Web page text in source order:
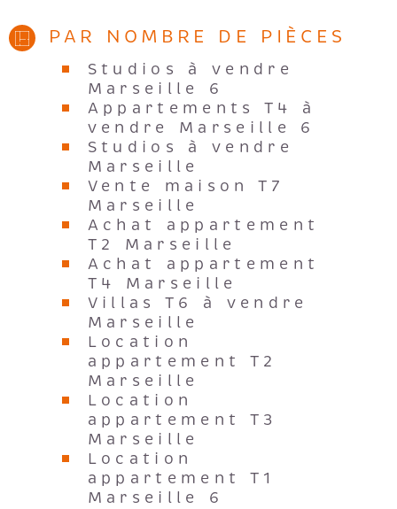
PAR NOMBRE DE PIÈCES
Studios à vendre
Marseille 6
Appartements T4 à
vendre Marseille 6
Studios à vendre
Marseille
Vente maison T7
Marseille
Achat appartement
T2 Marseille
Achat appartement
T4 Marseille
Villas T6 à vendre
Marseille
Location
appartement T2
Marseille
Location
appartement T3
Marseille
Location
appartement T1
Marseille 6